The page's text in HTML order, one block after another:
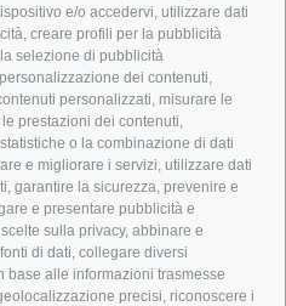
e/o accedervi, utilizzare dati
creare profili per la pubblicità
selezione di pubblicità
dei contenuti,
personalizzati, misurare le
prestazioni dei contenuti,
o la combinazione di dati
e migliorare i servizi, utilizzare dati
garantire la sicurezza, prevenire e
e presentare pubblicità e
sulla privacy, abbinare e
di dati, collegare diversi
base alle informazioni trasmesse
precisi, riconoscere i